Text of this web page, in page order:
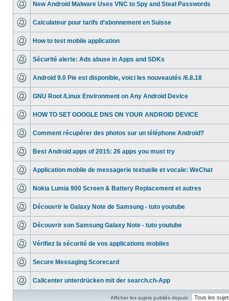
New Android Malware Uses VNC to Spy and Steal Passwords
Calculateur pour tarifs d‘abonnement en Suisse
How to test mobile application
Sécurité alerte: Ads abuse in Apps and SDKs
Android 9.0 Pie est disponible, voici les nouveautés /6.8.18
GNU Root /Linux Environment on Any Android Device
HOW TO SET GOOGLE DNS ON YOUR ANDROID DEVICE
Comment récupérer des photos sur un téléphone Android?
Best Android apps of 2015: 26 apps you must try
Application mobile de messagerie textuelle et vocale: WeChat
Nokia Lumia 900 Screen & Battery Replacement et autres
Découvrir le Galaxy Note de Samsung - tuto youtube
Découvrir son Samsung Galaxy Note - tuto youtube
Vérifiez la sécurité de vos applications mobiles
Secure Messaging Scorecard
Callcenter unterdrücken mit der search.ch-App
Afficher les sujets publiés depuis: